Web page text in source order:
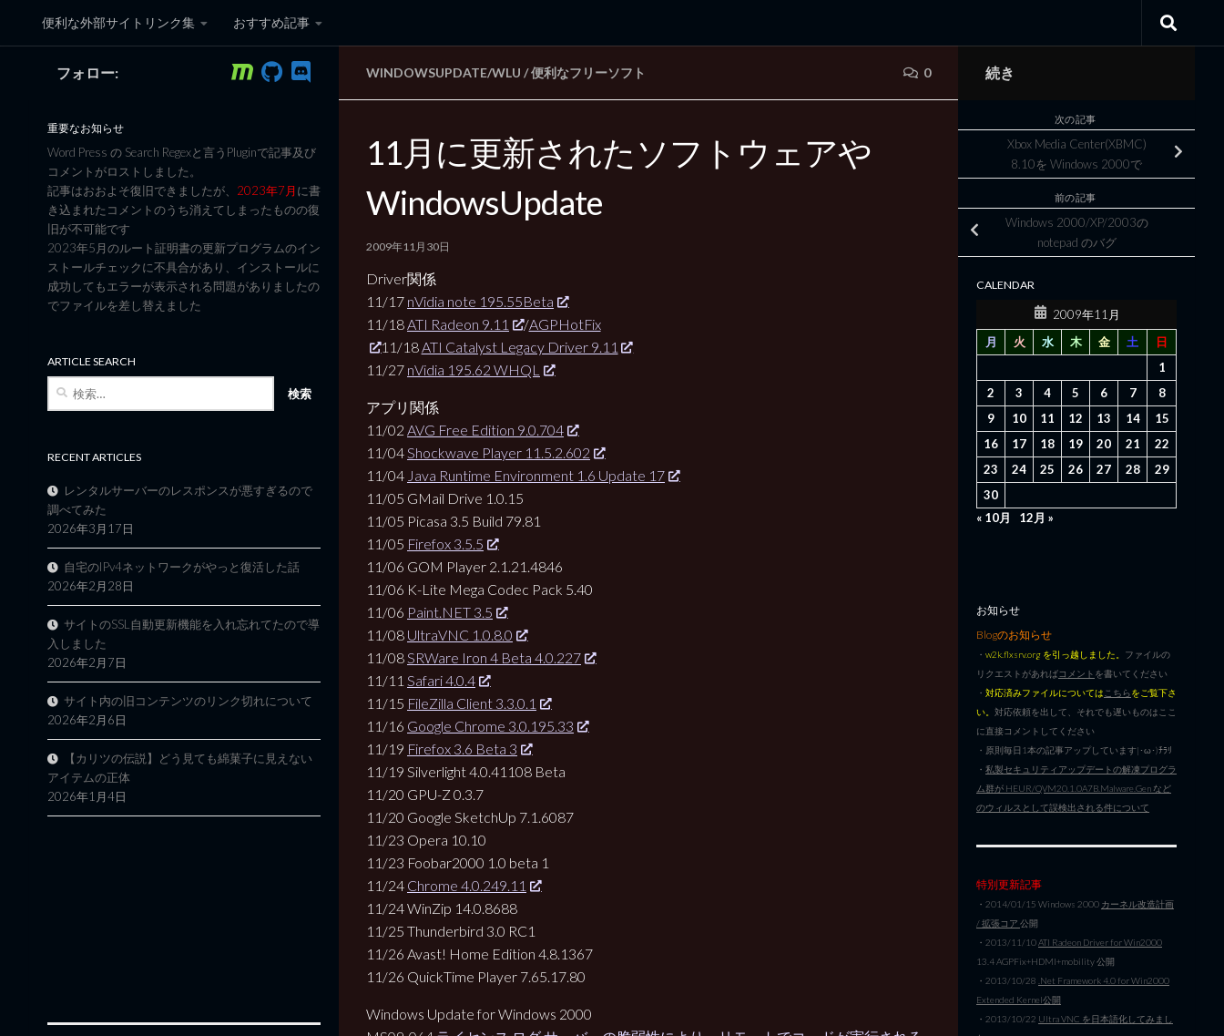
コンテンツへスキップ
便利な外部サイトリンク集 おすすめ記事
黒翼猫のコンピュータ日記 3rd Edition
WINDOWSUPDATE/WLU /便利なフリーソフト 0
11月に更新されたソフトウェアや
WindowsUpdate
2009年11月30日
Driver関係
11/17 nVidia note 195.55Beta
11/18ATI Radeon 9.11 /AGPHotFix
11/18ATI Catalyst Legacy Driver 9.11
11/27 nVidia 195.62 WHQL
アプリ関係
11/02 AVG Free Edition 9.0.704
11/04Shockwave Player 11.5.2.602
11/04 Java Runtime Environment 1.6 Update 17
11/05 GMail Drive 1.0.15
11/05 Picasa 3.5 Build 79.81
11/05 Firefox 3.5.5
11/06 GOM Player 2.1.21.4846
11/06 K-Lite Mega Codec Pack 5.40
11/06 Paint.NET 3.5
11/08 UltraVNC 1.0.8.0
11/08SRWare Iron 4 Beta 4.0.227
11/11 Safari 4.0.4
11/15 FileZilla Client 3.3.0.1
11/16 Google Chrome 3.0.195.33
11/19 Firefox 3.6 Beta 3
11/19 Silverlight 4.0.41108 Beta
11/20 GPU-Z 0.3.7
11/20 Google SketchUp 7.1.6087
11/23 Opera 10.10
11/23 Foobar2000 1.0 beta 1
11/24 Chrome 4.0.249.11
11/24 WinZip 14.0.8688
11/25 Thunderbird 3.0 RC1
11/26 Avast! Home Edition 4.8.1367
11/26 QuickTime Player 7.65.17.80
Windows Update for Windows 2000
フォロー:
重要なお知らせ
Word Press の Search Regexと言うPluginで記事及び
コメントがロストしました。
記事はおおよそ復旧できましたが、 2023年7月に書
き込まれたコメントのうち消えてしまったものの復
旧が不可能です
2023年5月のルート証明書の更新プログラムのイン
ストールチェックに不具合があり、インストールに
成功してもエラーが表示される問題がありましたの
でファイルを差し替えました
ARTICLE SEARCH
RECENT ARTICLES
レンタルサーバーのレスポンスが悪すぎるので
調べてみた
2026年3月17日
自宅のIPv4ネットワークがやっと復活した話
2026年2月28日
サイトのSSL自動更新機能を入れ忘れてたので導
入しました
2026年2月7日
サイト内の旧コンテンツのリンク切れについて
2026年2月6日
【カリツの伝説】どう見ても綿菓子に見えない
アイテムの正体
2026年1月4日
続き
次の記事
Xbox Media Center(XBMC)
8.10を Windows 2000で
前の記事
Windows 2000/XP/2003の
notepad のバグ
CALENDAR
2009年11月
月
火 水 木 金 土
日
1
2
3 4 5 6 7
8
9
10 11 12 13 14
15
16
17 18 19 20 21
22
23
24 25 26 27 28
29
30
« 10月
12月 »
お知らせ
Blogのお知らせ
・ w2k.flxsrv.org を引っ越しました。 ファイルの
リクエストがあればコメント を書いてください
・ 対応済みファイルについては こちらをご覧下さ
い。 対応依頼を出して、それでも遅いものはここ
に直接コメントしてください
・原則毎日1本の記事アップしています|･ω･)ﾁﾗﾘ
・ 私製セキュリティアップデートの解凍プログラ
ム群が HEUR/QVM20.1.0A7B.Malware.Gen など
のウィルスとして誤検出される件について
特別更新記事
・2014/01/15 Windows 2000 カーネル改造計画
/ 拡張コア 公開
・2013/11/10ATI Radeon Driver for Win2000
13.4 AGPFix+HDMI+mobility 公開
・2013/10/28 .Net Framework 4.0 for Win2000
Extended Kernel公開
・2013/10/22 Ultra VNC を日本語化してみまし